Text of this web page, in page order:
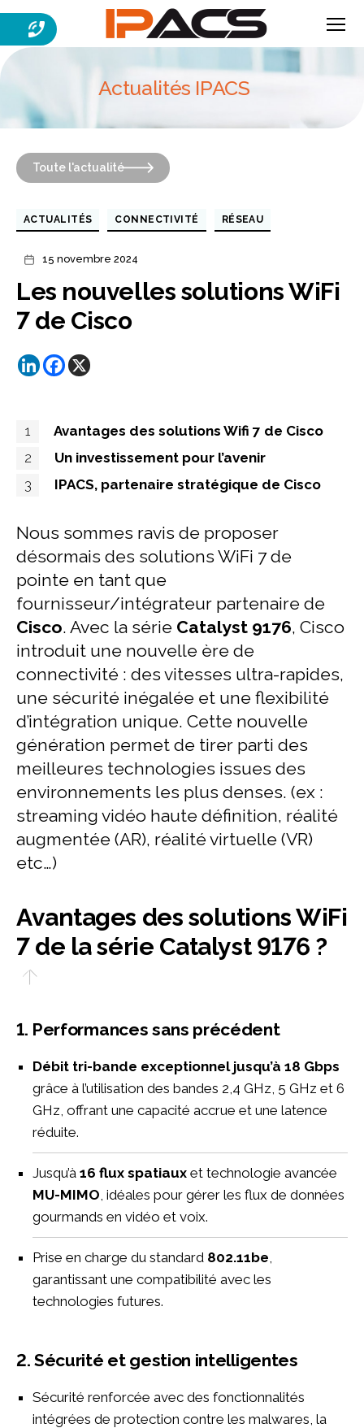
IPACS
Actualités IPACS
Toute l'actualité
ACTUALITÉS CONNECTIVITÉ RÉSEAU
Les nouvelles solutions WiFi
7 de Cisco
Date
l’article
15 novembre 2024
1
Avantages des solutions Wifi 7 de Cisco
2
Un investissement pour l’avenir
3
IPACS, partenaire stratégique de Cisco
Nous sommes ravis de proposer
désormais des solutions WiFi 7 de
pointe en tant que
fournisseur/intégrateur partenaire de
Cisco. Avec la série Catalyst 9176, Cisco
introduit une nouvelle ère de
connectivité : des vitesses ultra-rapides,
une sécurité inégalée et une flexibilité
d’intégration unique. Cette nouvelle
génération permet de tirer parti des
meilleures technologies issues des
environnements les plus denses. (ex :
streaming vidéo haute définition, réalité
augmentée (AR), réalité virtuelle (VR)
etc…)
Avantages des solutions WiFi
7 de la série Catalyst 9176 ?
1. Performances sans précédent
Débit tri-bande exceptionnel jusqu’à 18 Gbps
grâce à l’utilisation des bandes 2,4 GHz, 5 GHz et 6
GHz, offrant une capacité accrue et une latence
réduite.
Jusqu’à 16 flux spatiaux et technologie avancée
MU-MIMO , idéales pour gérer les flux de données
gourmands en vidéo et voix.
Prise en charge du standard 802.11be
garantissant une compatibilité avec les
technologies futures.
2. Sécurité et gestion intelligentes
Sécurité renforcée avec des fonctionnalités
intégrées de protection contre les malwares, la